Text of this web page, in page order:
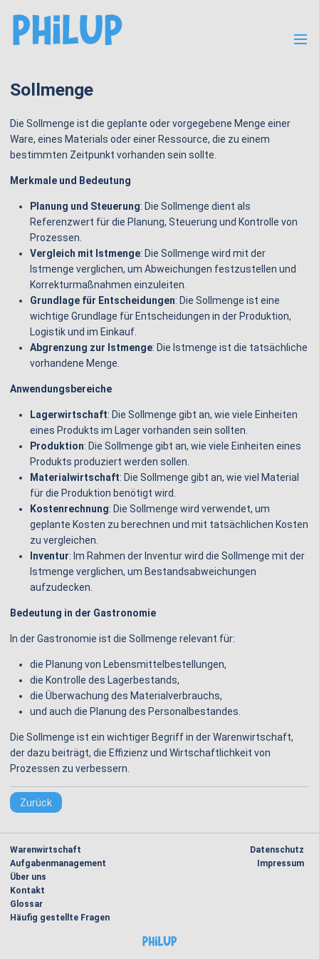
Menü
Sollmenge
Die Sollmenge ist die geplante oder vorgegebene Menge einer
Ware, eines Materials oder einer Ressource, die zu einem
bestimmten Zeitpunkt vorhanden sein sollte.
Merkmale und Bedeutung
Planung und Steuerung: Die Sollmenge dient als
Referenzwert für die Planung, Steuerung und Kontrolle von
Prozessen.
Vergleich mit Istmenge: Die Sollmenge wird mit der
Istmenge verglichen, um Abweichungen festzustellen und
Korrekturmaßnahmen einzuleiten.
Grundlage für Entscheidungen: Die Sollmenge ist eine
wichtige Grundlage für Entscheidungen in der Produktion,
Logistik und im Einkauf.
Abgrenzung zur Istmenge: Die Istmenge ist die tatsächliche
vorhandene Menge.
Anwendungsbereiche
Lagerwirtschaft: Die Sollmenge gibt an, wie viele Einheiten
eines Produkts im Lager vorhanden sein sollten.
Produktion: Die Sollmenge gibt an, wie viele Einheiten eines
Produkts produziert werden sollen.
Materialwirtschaft: Die Sollmenge gibt an, wie viel Material
für die Produktion benötigt wird.
Kostenrechnung: Die Sollmenge wird verwendet, um
geplante Kosten zu berechnen und mit tatsächlichen Kosten
zu vergleichen.
Inventur: Im Rahmen der Inventur wird die Sollmenge mit der
Istmenge verglichen, um Bestandsabweichungen
aufzudecken.
Bedeutung in der Gastronomie
In der Gastronomie ist die Sollmenge relevant für:
die Planung von Lebensmittelbestellungen,
die Kontrolle des Lagerbestands,
die Überwachung des Materialverbrauchs,
und auch die Planung des Personalbestandes.
Die Sollmenge ist ein wichtiger Begriff in der Warenwirtschaft,
der dazu beiträgt, die Effizienz und Wirtschaftlichkeit von
Prozessen zu verbessern.
Zurück
Navigation
überspringen
Warenwirtschaft
Aufgabenmanagement
Über uns
Kontakt
Glossar
Häufig gestellte Fragen
Datenschutz
Impressum